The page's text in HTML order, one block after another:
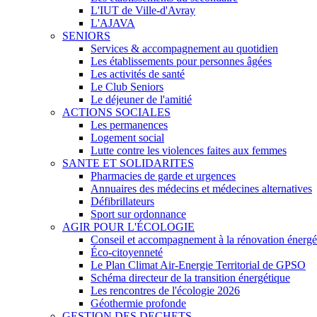
L'IUT de Ville-d'Avray
L'AJAVA
SENIORS
Services & accompagnement au quotidien
Les établissements pour personnes âgées
Les activités de santé
Le Club Seniors
Le déjeuner de l'amitié
ACTIONS SOCIALES
Les permanences
Logement social
Lutte contre les violences faites aux femmes
SANTE ET SOLIDARITES
Pharmacies de garde et urgences
Annuaires des médecins et médecines alternatives
Défibrillateurs
Sport sur ordonnance
AGIR POUR L'ÉCOLOGIE
Conseil et accompagnement à la rénovation
Éco-citoyenneté
Le Plan Climat Air-Energie Territorial de GPSO
Schéma directeur de la transition énergétique
Les rencontres de l'écologie 2026
Géothermie profonde